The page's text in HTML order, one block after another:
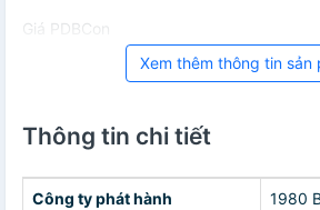
Giá PDBCon
Xem thêm thông tin sản
Thông tin chi tiết
Công ty phát hành 1980